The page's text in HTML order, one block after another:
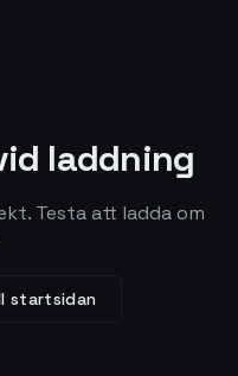
laddning
Testa att ladda om
startsidan